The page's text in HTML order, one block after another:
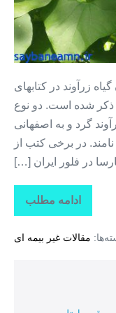
زرآوند در کتابهای
ذکر شده است. دو نوع
گرد و به اصفهانی
در برخی کتب از
در فلور ایران […]
ادامه مطلب
گیاهان
دارویی
زرآوند
مقالات غیر بیمه ای